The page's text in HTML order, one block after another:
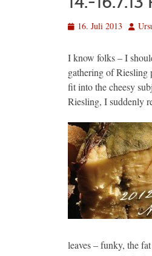
Veröffentlicht
16. Juli 2013 Autor
I know folks – I
gathering of Riesling
fit into the cheesy
Riesling, I suddenly
leaves – funky, the